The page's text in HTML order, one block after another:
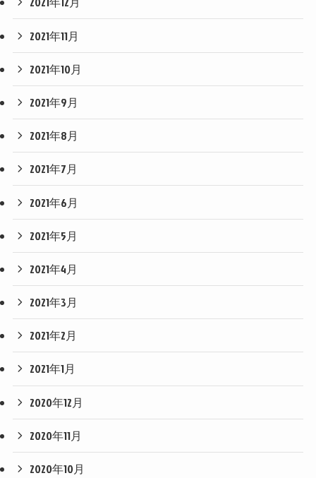
2021年11月
2021年10月
2021年9月
2021年8月
2021年7月
2021年6月
2021年5月
2021年4月
2021年3月
2021年2月
2021年1月
2020年12月
2020年11月
2020年10月